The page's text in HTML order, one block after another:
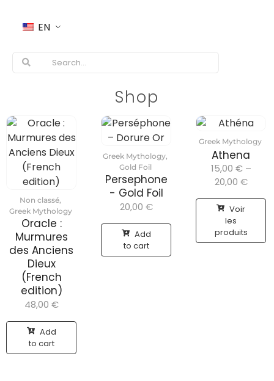
EN
Shop
Non classé,
Greek Mythology
Oracle :
Murmures
des Anciens
Dieux
(French
edition)
48,00 €
Add
to cart
Greek Mythology,
Gold Foil
Persephone
- Gold Foil
20,00 €
Add
to cart
Greek Mythology
Athena
15,00 € –
20,00 €
Voir
les
produits